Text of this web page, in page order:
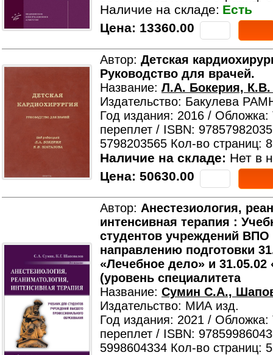
Наличие на складе: Есть
Цена: 13360.00
Автор: Детская
Руководство для врачей.
Название: Л.А. Бокерия,
Издательство: Бакулева
Год издания: 2016 /
переплет / ISBN:
5798203565 Кол-во страниц:
Наличие на складе: Нет в
Цена: 50630.00
Автор: Анестезиология,
интенсивная терапия :
студентов учреждений ВПО
направлению подготовки
«Лечебное дело» и 31.05.02
(уровень специалитета
Название: Сумин С.А.,
Издательство: МИА изд.
Год издания: 2021 /
переплет / ISBN:
5998604334 Кол-во страниц: